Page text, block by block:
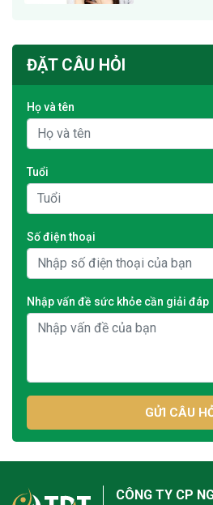
ĐẶT CÂU HỎI
Họ và tên
Tuổi
Số điện thoại
Nhập vấn đề sức khỏe cần giải đáp
GỬI CÂU
CÔNG TY CP